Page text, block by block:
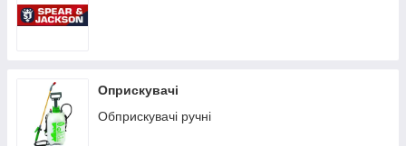
Оприскувачі
Обприскувачі ручні